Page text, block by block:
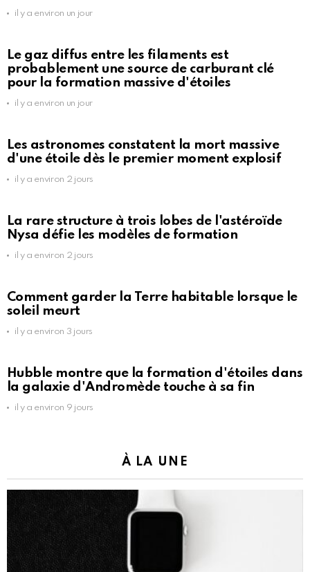
il y a environ un jour
Le gaz diffus entre les filaments est
probablement une source de carburant clé
pour la formation massive d'étoiles
il y a environ un jour
Les astronomes constatent la mort massive
d'une étoile dès le premier moment explosif
il y a environ 2 jours
La rare structure à trois lobes de l'astéroïde
Nysa défie les modèles de formation
il y a environ 2 jours
Comment garder la Terre habitable lorsque le
soleil meurt
il y a environ 3 jours
Hubble montre que la formation d'étoiles dans
la galaxie d'Andromède touche à sa fin
il y a environ 9 jours
À LA UNE